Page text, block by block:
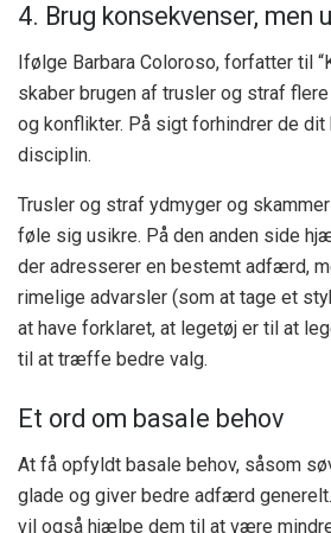
4. Brug konsekvenser, men
Ifølge Barbara Coloroso, forfatter til
skaber brugen af ​​trusler og straf
og konflikter. På sigt forhindrer de dit
disciplin.
Trusler og straf ydmyger og
føle sig usikre. På den anden side
der adresserer en bestemt adfærd,
rimelige advarsler (som at tage et
at have forklaret, at legetøj er til at
til at træffe bedre valg.
Et ord om basale behov
At få opfyldt basale behov, såsom
glade og giver bedre adfærd
vil også hjælpe dem til at være